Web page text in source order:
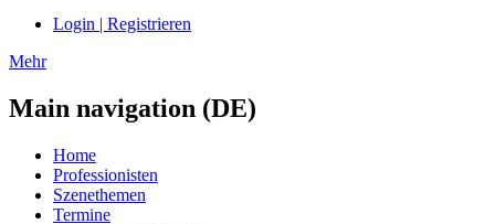
Login | Registrieren
Mehr
Main navigation (DE)
Home
Professionisten
Szenethemen
Termine